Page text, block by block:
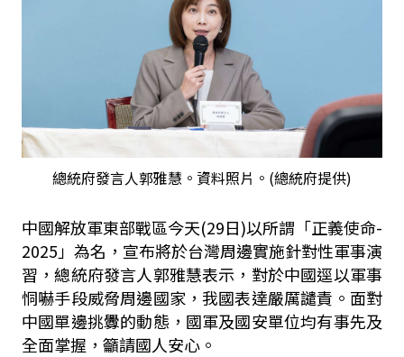
總統府發言人郭雅慧。資料照片。(總統府提供)
中國解放軍東部戰區今天(29日)以所謂「正義使命-
2025 」為名，宣布將於台灣周邊實施針對性軍事演
習，總統府發言人郭雅慧表示，對於中國逕以軍事
恫嚇手段威脅周邊國家，我國表達嚴厲譴責。面對
中國單邊挑釁的動態，國軍及國安單位均有事先及
全面掌握，籲請國人安心。